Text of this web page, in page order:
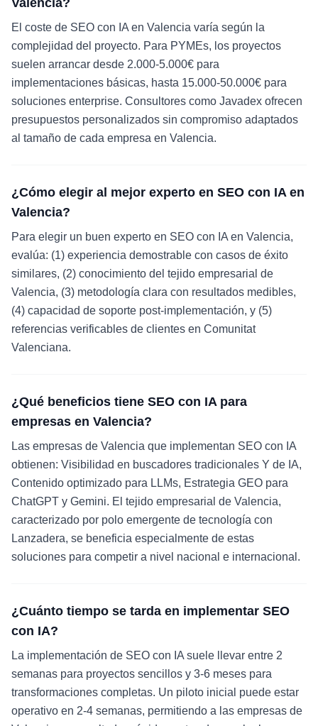
Valencia?
El coste de SEO con IA en Valencia varía según la
complejidad del proyecto. Para PYMEs, los proyectos
suelen arrancar desde 2.000-5.000€ para
implementaciones básicas, hasta 15.000-50.000€ para
soluciones enterprise. Consultores como Javadex ofrecen
presupuestos personalizados sin compromiso adaptados
al tamaño de cada empresa en Valencia.
¿Cómo elegir al mejor experto en SEO con IA en
Valencia?
Para elegir un buen experto en SEO con IA en Valencia,
evalúa: (1) experiencia demostrable con casos de éxito
similares, (2) conocimiento del tejido empresarial de
Valencia, (3) metodología clara con resultados medibles,
(4) capacidad de soporte post-implementación, y (5)
referencias verificables de clientes en Comunitat
Valenciana.
¿Qué beneficios tiene SEO con IA para
empresas en Valencia?
Las empresas de Valencia que implementan SEO con IA
obtienen: Visibilidad en buscadores tradicionales Y de IA,
Contenido optimizado para LLMs, Estrategia GEO para
ChatGPT y Gemini. El tejido empresarial de Valencia,
caracterizado por polo emergente de tecnología con
Lanzadera, se beneficia especialmente de estas
soluciones para competir a nivel nacional e internacional.
¿Cuánto tiempo se tarda en implementar SEO
con IA?
La implementación de SEO con IA suele llevar entre 2
semanas para proyectos sencillos y 3-6 meses para
transformaciones completas. Un piloto inicial puede estar
operativo en 2-4 semanas, permitiendo a las empresas de